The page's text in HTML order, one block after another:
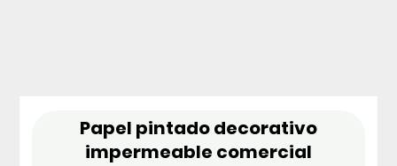
Papel pintado decorativo
impermeable comercial